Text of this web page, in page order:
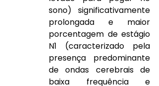
sono) significativamente
prolongada e maior
porcentagem de estágio
N1 (caracterizado pela
presença predominante
de ondas cerebrais de
baixa frequência e